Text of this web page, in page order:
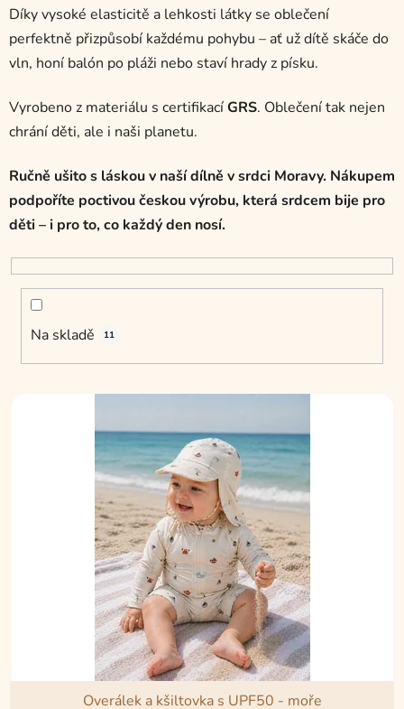
Díky vysoké elasticitě a lehkosti látky se oblečení
perfektně přizpůsobí každému pohybu – ať už dítě skáče do
vln, honí balón po pláži nebo staví hrady z písku.
Vyrobeno z materiálu s certifikacíGRS. Oblečení tak nejen
chrání děti, ale i naši planetu.
Ručně ušito s láskou v naší dílně v srdci Moravy. Nákupem
podpoříte poctivou českou výrobu, která srdcem bije pro
děti – i pro to, co každý den nosí.
Na skladě 11
ů
Overálek a kšiltovka s UPF50 - moře